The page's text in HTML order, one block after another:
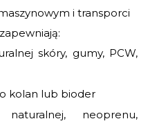
i transporci
skóry, gumy, PCW,
kolan lub bioder
neoprenu,